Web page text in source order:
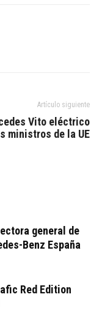
Artículo siguiente
Vito eléctrico
ministros de la UE
general de
Benz España
Red Edition